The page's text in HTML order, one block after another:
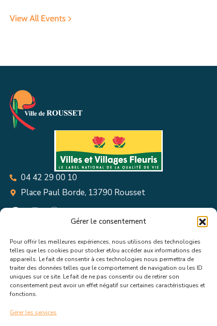
Gérer le consentement
Pour offrir les meilleures expériences, nous utilisons des technologies
telles que les cookies pour stocker et/ou accéder aux informations des
appareils. Le fait de consentir à ces technologies nous permettra de
traiter des données telles que le comportement de navigation ou les ID
uniques sur ce site. Le fait de ne pas consentir ou de retirer son
consentement peut avoir un effet négatif sur certaines caractéristiques et
fonctions.
Gérer les services
View All Events
04 42 29 00 10
Place Paul Borde, 13790 Rousset
Suivez toutes les informations &
actualités de votre ville !